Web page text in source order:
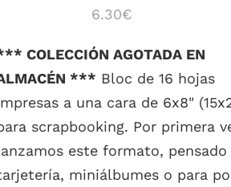
6.30€
COLECCIÓN AGOTADA EN
*** Bloc de 16 hojas
a una cara de 6x8"
scrapbooking. Por primera
este formato, pensado
miniálbumes o para